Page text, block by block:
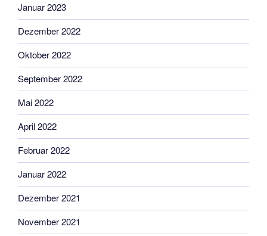
Januar 2023
Dezember 2022
Oktober 2022
September 2022
Mai 2022
April 2022
Februar 2022
Januar 2022
Dezember 2021
November 2021